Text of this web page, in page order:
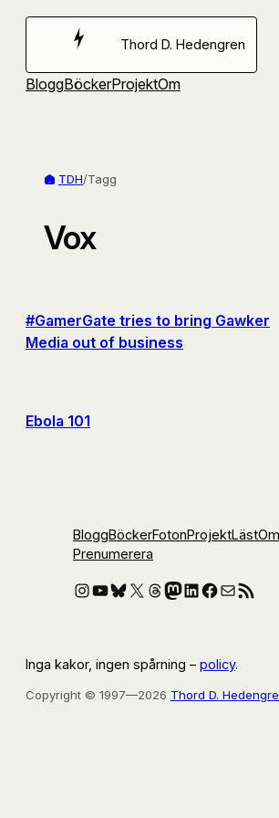
Hoppa
Thord D. Hedengren
BloggBöckerProjektOm
TDH/Tagg
Vox
#GamerGate tries to bring Gawker
Media out of business
Ebola 101
BloggBöckerFotonProjektLästOm
Prenumerera
Instagram
YouTube
Bluesky
X Threads
Mastodon
LinkedIn
Facebook
E-postRSS-flöde
Inga kakor, ingen spårning – policy.
Copyright © 1997—2026 Thord D.